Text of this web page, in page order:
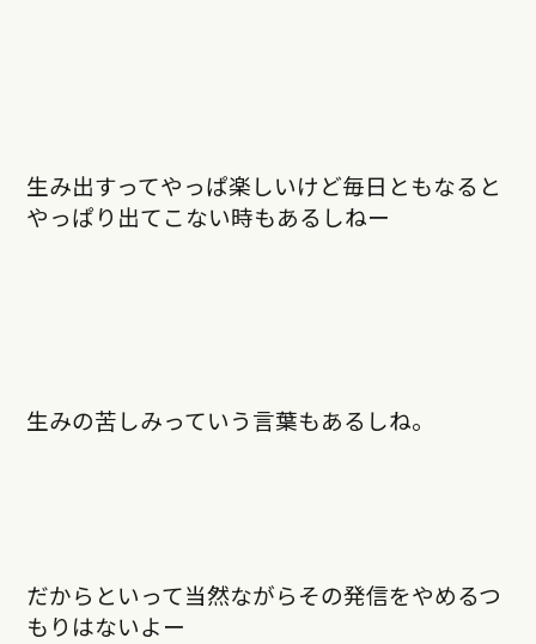
生み出すってやっぱ楽しいけど毎日ともなると
やっぱり出てこない時もあるしねー
生みの苦しみっていう言葉もあるしね。
だからといって当然ながらその発信をやめるつ
もりはないよー